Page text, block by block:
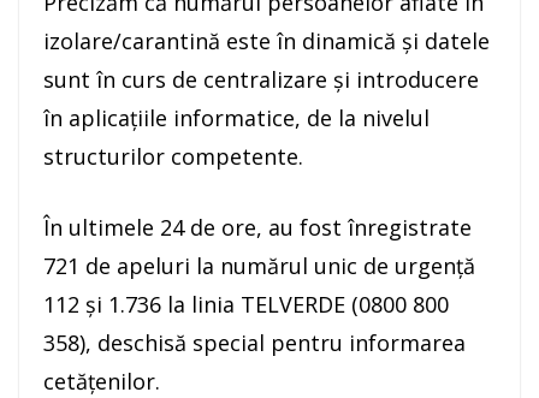
izolare/carantină este în dinamică și datele
sunt în curs de centralizare și introducere
în aplicațiile informatice, de la nivelul
structurilor competente.
În ultimele 24 de ore, au fost înregistrate
721 de apeluri la numărul unic de urgență
112 și 1.736 la linia TELVERDE (0800 800
358), deschisă special pentru informarea
cetățenilor.